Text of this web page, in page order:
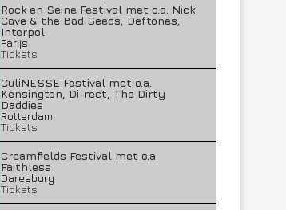
Rock en Seine Festival met o.a. Nick
Cave & the Bad Seeds, Deftones,
Interpol
Parijs
Tickets
CuliNESSE Festival met o.a.
Kensington, Di-rect, The Dirty
Daddies
Rotterdam
Tickets
Creamfields Festival met o.a.
Faithless
Daresbury
Tickets